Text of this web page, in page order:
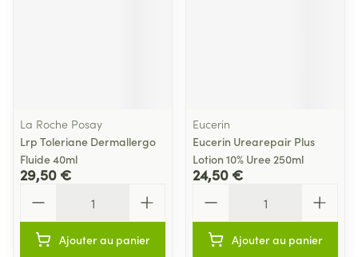
La Roche Posay
Lrp Toleriane Dermallergo
Fluide 40ml
29,50 €
Ajouter au panier
Eucerin
Eucerin Urearepair Plus
Lotion 10% Uree 250ml
24,50 €
Ajouter au panier